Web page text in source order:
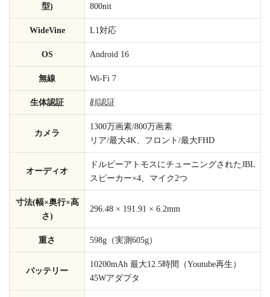
型)
800nit
WideVine L1対応
OS Android 16
無線 Wi-Fi 7
生体認証 顔認証
カメラ
1300万画素/800万画素
リア/最大4K、フロント/最大FHD
オーディオ
ドルビーアトモスにチューニングされたJBL
スピーカー×4、マイク2つ
寸法(幅×奥行×高
さ)
296.48 × 191.91 × 6.2mm
重さ 598g（実測605g）
バッテリー
10200mAh 最大12.5時間（Youtube再生）
45Wアダプタ